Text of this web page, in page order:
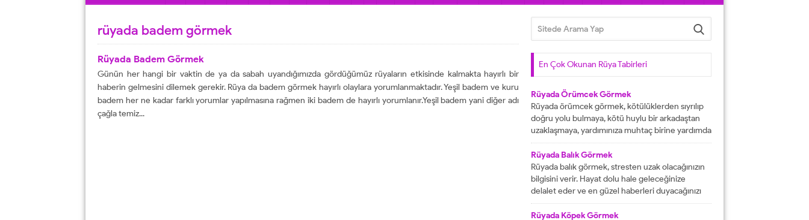
rüyada badem görmek
Rüyada Badem Görmek
Günün her hangi bir vaktin de ya da sabah uyandığımızda gördüğümüz rüyaların etkisinde kalmakta hayırlı bir
haberin gelmesini dilemek gerekir. Rüya da badem görmek hayırlı olaylara yorumlanmaktadır. Yeşil badem ve kuru
badem her ne kadar farklı yorumlar yapılmasına rağmen iki badem de hayırlı yorumlanır.Yeşil badem yani diğer adı
çağla temiz...
En Çok Okunan Rüya Tabirleri
Rüyada Örümcek Görmek
Rüyada örümcek görmek, kötülüklerden sıyrılıp
doğru yolu bulmaya, kötü huylu bir arkadaştan
uzaklaşmaya, yardımınıza muhtaç birine yardımda
bulunmaya işarettir. Rüyada örümcekler görmek
yani çok sayıda örümcekler görülmesi kısa
zamanda haneye gelecek bolluk ve berekete,
aile içinden birine gelecek paraya tabir edilir.
Rüyada evde örümcek görmek, düşmanı
tarafından kötülüğe uğramaya, sıkıntılar içine...
Rüyada Balık Görmek
Rüyada balık görmek, stresten uzak olacağınızın
bilgisini verir. Hayat dolu hale geleceğinize
delalet eder ve en güzel haberleri duyacağınızı
göstermektedir. Büyük bir mutluluğa
ulaşacağınıza delalet eder ve kısmetlerinizin
Rüyada Köpek Görmek